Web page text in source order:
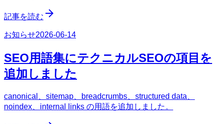
記事を読む
お知らせ2026-06-14
SEO用語集にテクニカルSEOの項目を
追加しました
canonical、sitemap、breadcrumbs、structured data、
noindex、internal links の用語を追加しました。